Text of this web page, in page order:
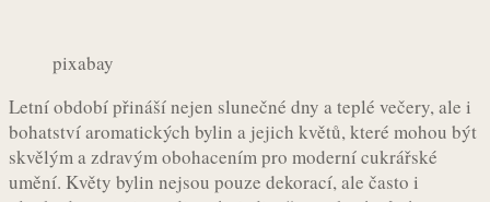
pixabay
Letní období přináší nejen slunečné dny a teplé večery, ale i
bohatství aromatických bylin a jejich květů, které mohou být
skvělým a zdravým obohacením pro moderní cukrářské
umění. Květy bylin nejsou pouze dekorací, ale často i